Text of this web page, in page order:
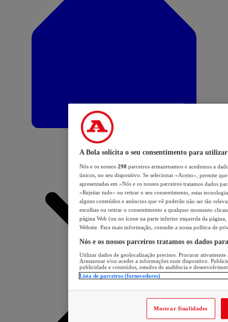
A Bola solicita o seu consentimento para utilizar
Nós e os nossos 298 parceiros armazenamos e acedemos a
únicos, no seu dispositivo. Se selecionar «Aceito», permite
apresentadas em «Nós e os nossos parceiros tratamos dados
«Rejeitar tudo» ou retirar o seu consentimento, estas
alguns conteúdos e anúncios que vê poderão não ser tão
escolhas ou retirar o consentimento a qualquer momento
página Web (ou no ícone na parte inferior esquerda da página,
Website. Para mais informação, consulte a nossa política de
Nós e os nossos parceiros tratamos os dados
Utilizar dados de geolocalização precisos. Procurar
Armazenar e/ou aceder a informações num dispositivo.
publicidade e conteúdos, estudos de audiência e
Lista de parceiros (fornecedores)
Mostrar finalidades